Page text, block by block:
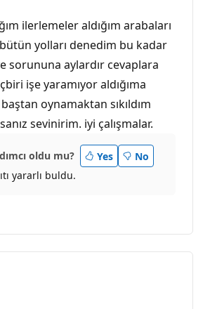
ilerlemeler aldığım arabaları
yolları denedim bu kadar
sorununa aylardır cevaplara
işe yaramıyor aldığıma
oynamaktan sıkıldım
sevinirim. iyi çalışmalar.
oldu mu? Yes
No
yararlı buldu.